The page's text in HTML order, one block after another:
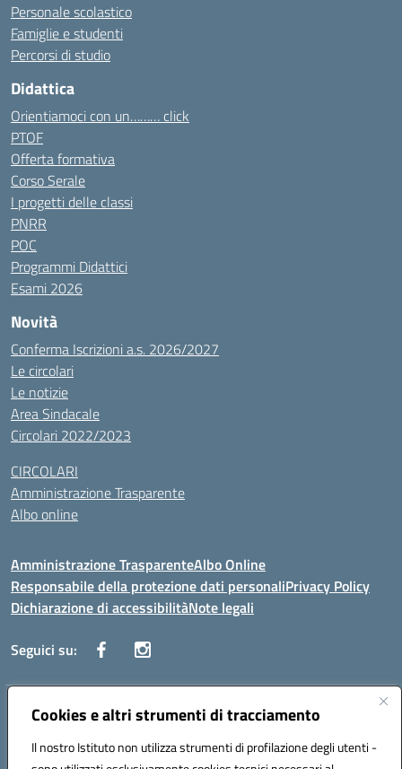
Cookies e altri strumenti di tracciamento
Il nostro Istituto non utilizza strumenti di profilazione degli utenti -
Personale scolastico
Famiglie e studenti
Percorsi di studio
Didattica
Orientiamoci con un……… click
PTOF
Offerta formativa
Corso Serale
I progetti delle classi
PNRR
POC
Programmi Didattici
Esami 2026
Novità
Conferma Iscrizioni a.s. 2026/2027
Le circolari
Le notizie
Area Sindacale
Circolari 2022/2023
CIRCOLARI
Amministrazione Trasparente
Albo online
Amministrazione TrasparenteAlbo Online
Responsabile della protezione dati personaliPrivacy Policy
Dichiarazione di accessibilitàNote legali
Seguici su:
Indirizzo:Corso Vittorio Emanuele, 27 90133 - Palermo
Posta elettronica certificata (PEC):pais03600r@pec.istruzione.it